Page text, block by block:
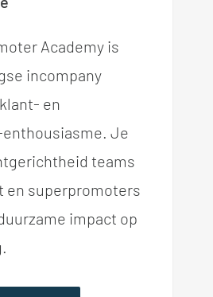
Academy is
incompany
en
Je
teams
en superpromoters
impact op